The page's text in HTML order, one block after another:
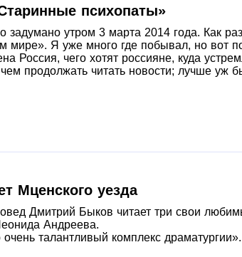
психопаты»
задумано утром 3 марта 2014 года. Как
мире». Я уже много где побывал, но вот
Россия, чего хотят россияне, куда
продолжать читать новости; лучше уж
Мценского уезда
Дмитрий Быков читает три свои
Андреева.
талантливый комплекс драматургии».